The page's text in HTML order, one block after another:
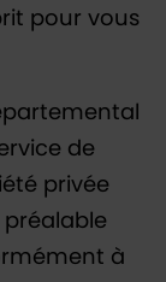
pour vous
de
privée
préalable
à